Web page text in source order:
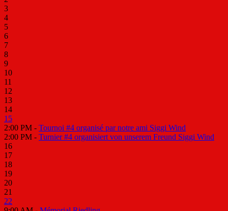
3
4
5
6
7
8
9
10
11
12
13
14
15
2:00 PM - Tournoi #4 organisé par notre ami Siggi Wind
2:00 PM - Turnier #4 organisiert von unserem Freund Siggi Wind
16
17
18
19
20
21
22